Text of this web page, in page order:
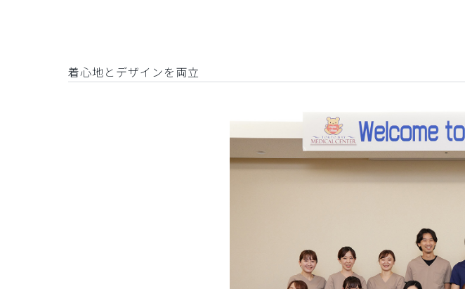
着心地とデザインを両立